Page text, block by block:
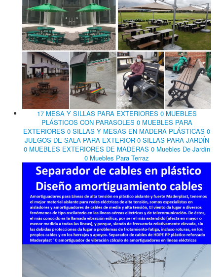
17 MESA Y SILLAS PARA EXTERIORES 0 MUEBLES
PLÁSTICOS CON PARASOLES 0 MUEBLES PARA
EXTERIORES 0 SILLAS Y MESAS EN MADERA PLÁSTICAS 0
JUEGOS DE SALA PARA EXTERIOR 0 SILLAS PARA JARDÍN
0 MUEBLES EXTERIORES DE MADERAS 0 Muebles De Jardín
0 Muebles Para Terraz